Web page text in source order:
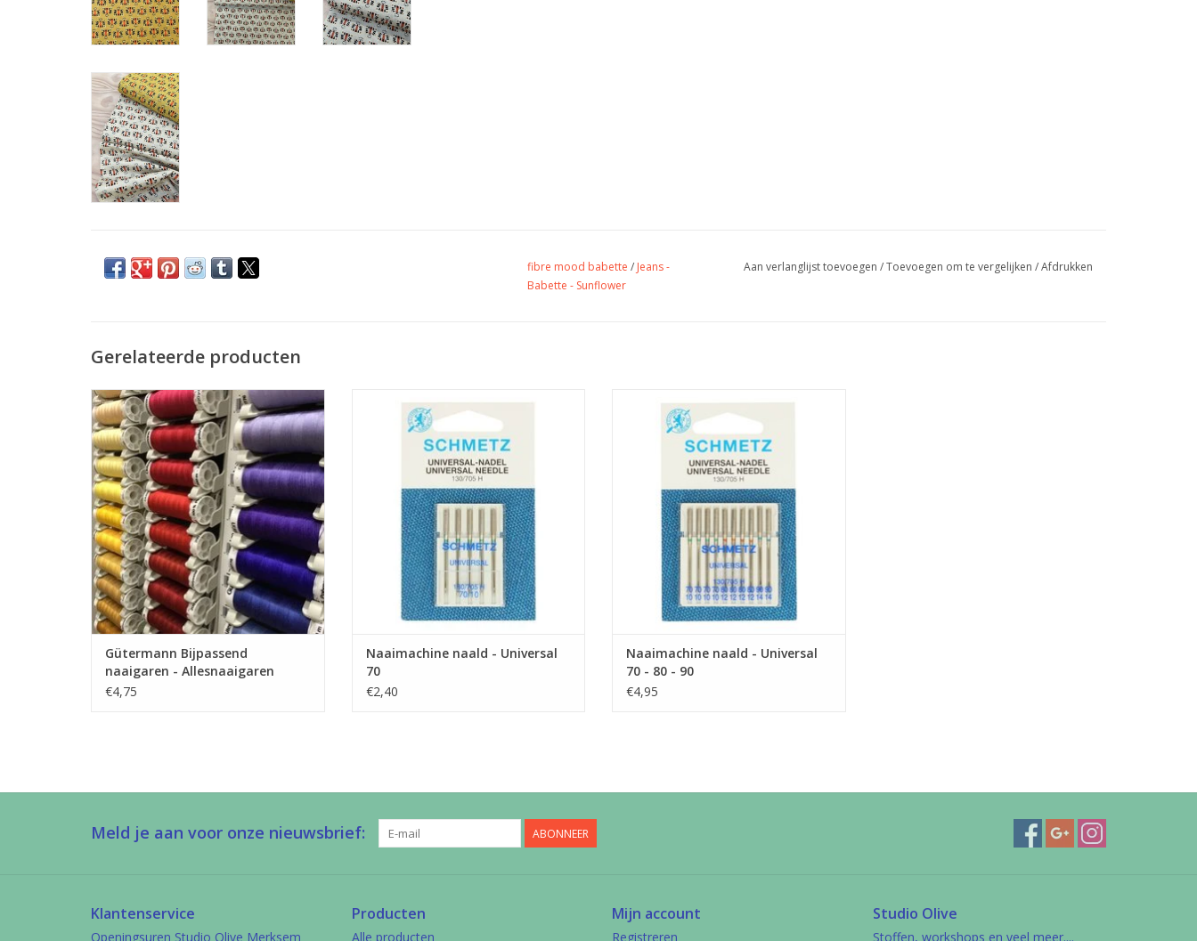
fibre mood babette / Jeans -
Babette - Sunflower
Aan verlanglijst toevoegen /Toevoegen om te vergelijken /Afdrukken
Gerelateerde producten
Prijs per stuk.
De allerbeste kwaliteit naaigaren voor uw
naaimachine. Dit garen kan je gebruiken
voor allerlei stoffen.
TOEVOEGEN AAN WINKELWAGEN
Gütermann Bijpassend
naaigaren - Allesnaaigaren
200m
€4,75
Universele machinenaald van Schmetz met
dikte 80 is geschikt voor de meeste
stoffen.
TOEVOEGEN AAN WINKELWAGEN
Naaimachine naald - Universal
70
€2,40
Mix met universele machinenaalden van
Schmetz met dikte 70 - 80 - 90 is geschikt
voor de meeste stoffen.
TOEVOEGEN AAN WINKELWAGEN
Naaimachine naald - Universal
70 - 80 - 90
€4,95
Meld je aan voor onze nieuwsbrief: ABONNEER
Klantenservice
Openingsuren Studio Olive Merksem
Producten
Alle producten
Mijn account
Registreren
Studio Olive
Stoffen, workshops en veel meer....